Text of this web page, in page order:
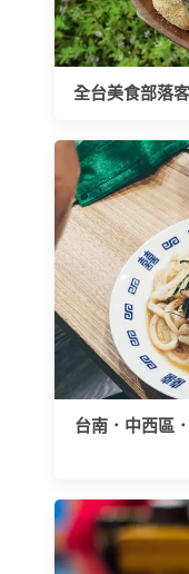
全台美食部落
台南．中西區